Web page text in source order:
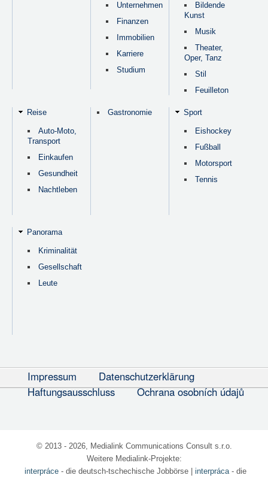
Unternehmen
Finanzen
Immobilien
Karriere
Studium
Bildende
Kunst
Musik
Theater,
Oper, Tanz
Stil
Feuilleton
Reise
Auto-Moto,
Transport
Einkaufen
Gesundheit
Nachtleben
Gastronomie Sport
Eishockey
Fußball
Motorsport
Tennis
Panorama
Kriminalität
Gesellschaft
Leute
Impressum
Datenschutzerklärung
Haftungsausschluss
Ochrana osobních údajů
© 2013 - 2026, Medialink Communications Consult s.r.o.
Weitere Medialink-Projekte:
interpráce- die deutsch-tschechische Jobbörse| interpráca- die